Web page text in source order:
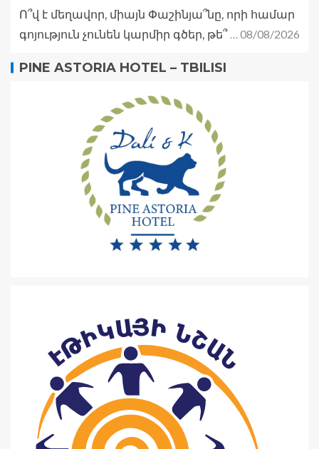
Ո՞վ է մեղավոր, միայն Փաշինյա՞նը, որի համար
գոյություն չունեն կարմիր գծեր, թե՞ … 08/08/2026
PINE ASTORIA HOTEL – TBILISI